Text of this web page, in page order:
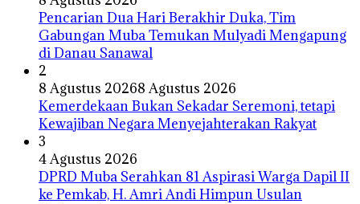
Pencarian Dua Hari Berakhir Duka, Tim
Gabungan Muba Temukan Mulyadi Mengapung
di Danau Sanawal
2
8 Agustus 20268 Agustus 2026
Kemerdekaan Bukan Sekadar Seremoni, tetapi
Kewajiban Negara Menyejahterakan Rakyat
3
4 Agustus 2026
DPRD Muba Serahkan 81 Aspirasi Warga Dapil II
ke Pemkab, H. Amri Andi Himpun Usulan